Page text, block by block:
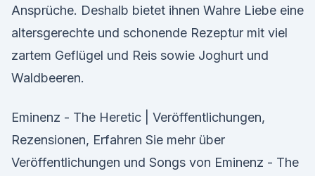
Ansprüche. Deshalb bietet ihnen Wahre Liebe eine
altersgerechte und schonende Rezeptur mit viel
zartem Geflügel und Reis sowie Joghurt und
Waldbeeren.
Eminenz - The Heretic | Veröffentlichungen,
Rezensionen, Erfahren Sie mehr über
Veröffentlichungen und Songs von Eminenz - The